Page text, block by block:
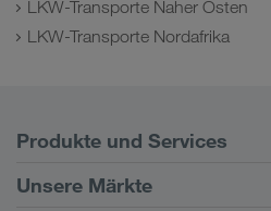
LKW-Transporte Naher Osten
LKW-Transporte Nordafrika
Produkte und Services
Straßentransporte
Unsere Märkte